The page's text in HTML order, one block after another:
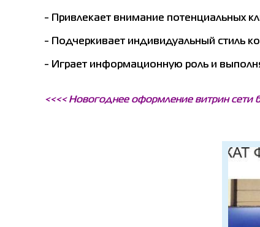
- Привлекает внимание потенциальных
- Подчеркивает индивидуальный стиль
- Играет информационную роль и
<<<< Новогоднее оформление витрин сети